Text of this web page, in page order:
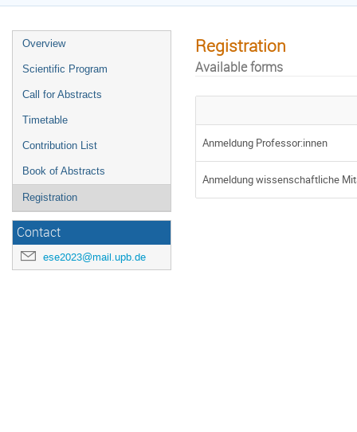
Overview
Scientific Program
Call for Abstracts
Timetable
Contribution List
Book of Abstracts
Registration
Contact
ese2023@mail.upb.de
Registration
Available forms
Anmeldung Professor:innen
Anmeldung wissenschaftliche